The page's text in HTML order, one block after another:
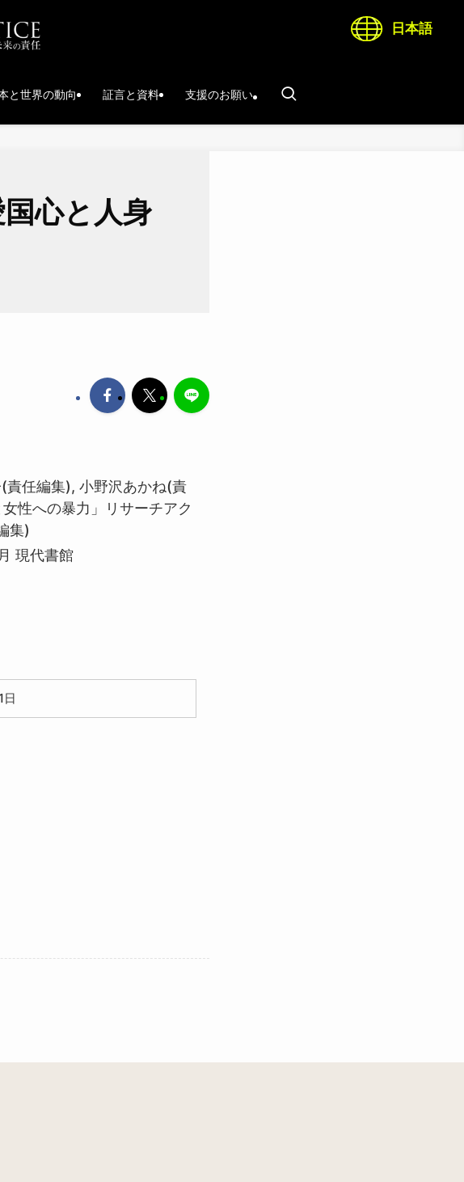
と世界の動向 証言と資料 支援のお願い
日本語
心と人身
責任編集), 小野沢あかね(責
性への暴力」リサーチアク
集)
現代書館
日